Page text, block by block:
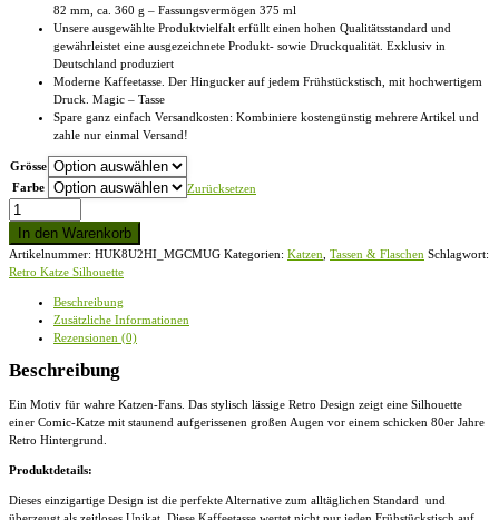
82 mm, ca. 360 g – Fassungsvermögen 375 ml
Unsere ausgewählte Produktvielfalt erfüllt einen hohen Qualitätsstandard und
gewährleistet eine ausgezeichnete Produkt- sowie Druckqualität. Exklusiv in
Deutschland produziert
Moderne Kaffeetasse. Der Hingucker auf jedem Frühstückstisch, mit hochwertigem
Druck. Magic – Tasse
Spare ganz einfach Versandkosten: Kombiniere kostengünstig mehrere Artikel und
zahle nur einmal Versand!
Grösse
Farbe
Zurücksetzen
Retro
Katze
Silhouette
-
Magic
In den Warenkorb
Artikelnummer: HUK8U2HI_MGCMUG Kategorien: Katzen Tassen & Flaschen Schlagwort:
Retro Katze Silhouette
Beschreibung
Zusätzliche Informationen
Rezensionen (0)
Beschreibung
Ein Motiv für wahre Katzen-Fans. Das stylisch lässige Retro Design zeigt eine Silhouette
einer Comic-Katze mit staunend aufgerissenen großen Augen vor einem schicken 80er Jahre
Retro Hintergrund.
Produktdetails:
Dieses einzigartige Design ist die perfekte Alternative zum alltäglichen Standard und